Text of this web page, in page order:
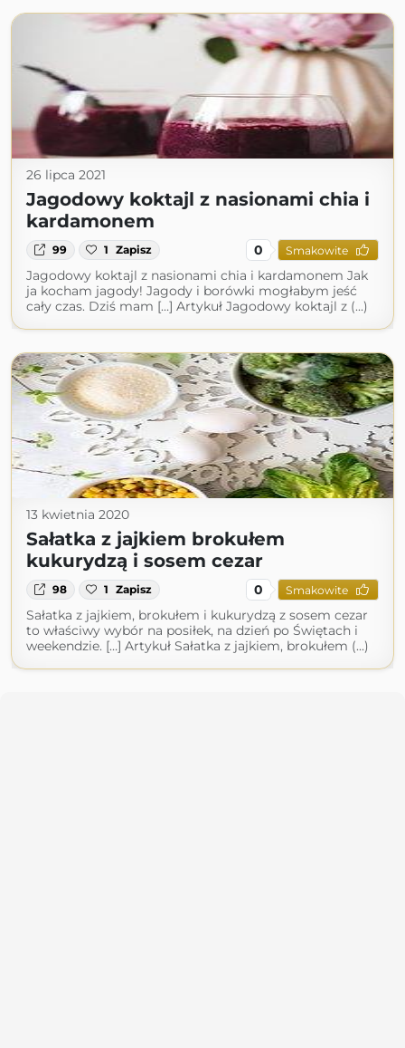
26 lipca 2021
Jagodowy koktajl z nasionami chia i
kardamonem
99 1 Zapisz 0 Smakowite
Jagodowy koktajl z nasionami chia i kardamonem Jak
ja kocham jagody! Jagody i borówki mogłabym jeść
cały czas. Dziś mam […] Artykuł Jagodowy koktajl z (...)
13 kwietnia 2020
Sałatka z jajkiem brokułem
kukurydzą i sosem cezar
98 1 Zapisz 0 Smakowite
Sałatka z jajkiem, brokułem i kukurydzą z sosem cezar
to właściwy wybór na posiłek, na dzień po Świętach i
weekendzie. […] Artykuł Sałatka z jajkiem, brokułem (...)